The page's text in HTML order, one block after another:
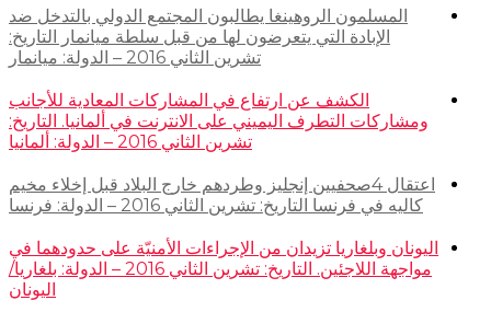
المسلمون الروهينغا يطالبون المجتمع الدولي بالتدخل ضد
الإبادة التي يتعرضون لها من قبل سلطة ميانمار التاريخ:
تشرين الثاني 2016 – الدولة: ميانمار
الكشف عن ارتفاع في المشاركات المعادية للأجانب
ومشاركات التطرف اليميني على الانترنت في ألمانيا. التاريخ:
تشرين الثاني 2016 – الدولة: ألمانيا
اعتقال 4صحفيين إنجليز وطردهم خارج البلاد قبل إخلاء مخيم
كاليه في فرنسا التاريخ: تشرين الثاني 2016 – الدولة: فرنسا
اليونان وبلغاريا تزيدان من الإجراءات الأمنيّة على حدودهما في
مواجهة اللاجئين. التاريخ: تشرين الثاني 2016 – الدولة: بلغاريا/
اليونان